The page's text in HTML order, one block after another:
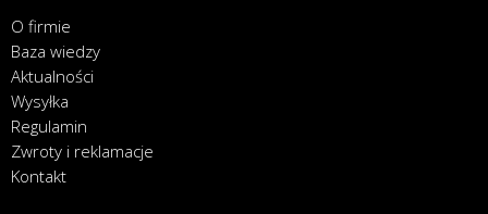
O firmie
Baza wiedzy
Aktualności
Wysyłka
Regulamin
Zwroty i reklamacje
Kontakt